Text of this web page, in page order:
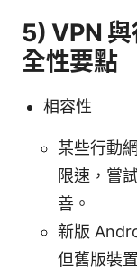
5) VPN
全性要點
相容性
某些行動
限速，嘗
善。
新版
但舊版裝